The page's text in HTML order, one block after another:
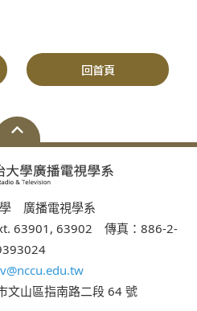
回首頁
廣播電視學系
63901, 63902 傳真：886-2-
文山區指南路二段 64 號